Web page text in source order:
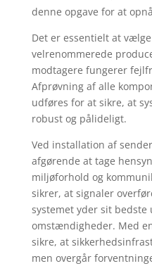
denne opgave for at
Det er essentielt at
velrenommerede
modtagere fungerer
Afprøvning af alle
udføres for at sikre, at
robust og pålideligt.
Ved installation af
afgørende at tage
miljøforhold og
sikrer, at signaler
systemet yder sit bedste
omstændigheder. Med
sikre, at
men overgår